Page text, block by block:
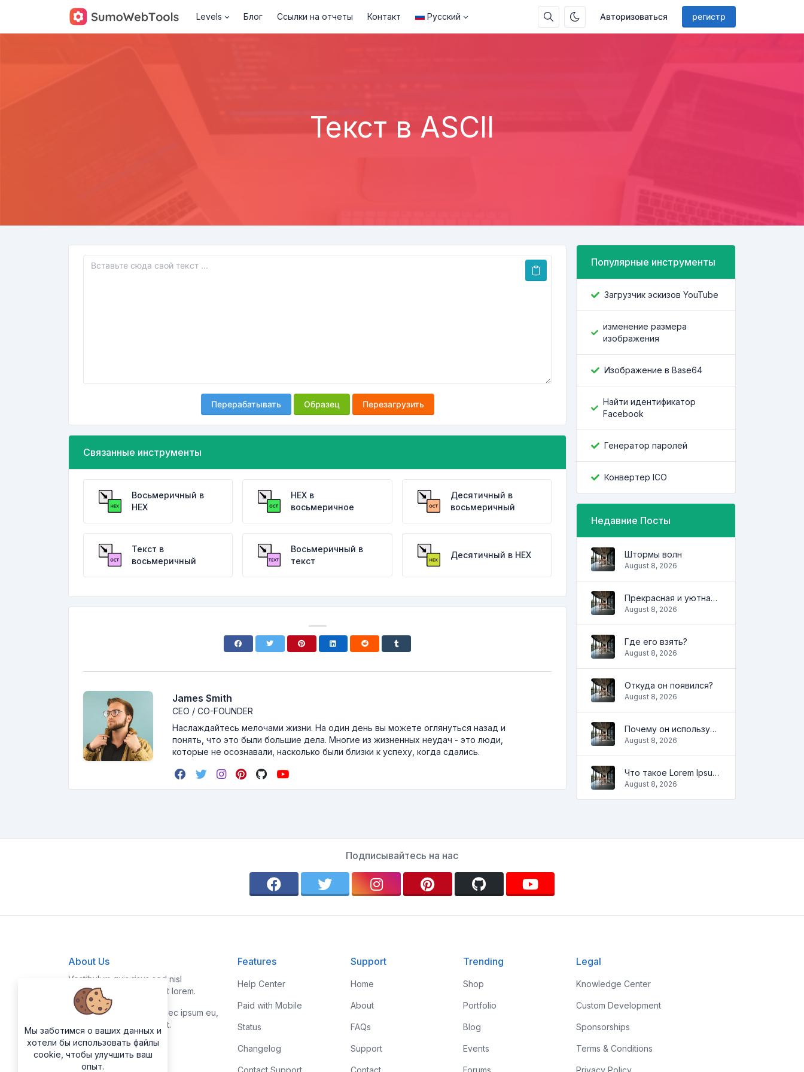
Авторизоваться регистр
Levels Блог Ссылки на отчеты Контакт Русский
Текст в ASCII
Перерабатывать Образец Перезагрузить
Связанные инструменты
Восьмеричный в
HEX
HEX в
восьмеричное
Десятичный в
восьмеричный
Текст в
восьмеричный
Восьмеричный в
текст
Десятичный в HEX
James Smith
CEO / CO-FOUNDER
Наслаждайтесь мелочами жизни. На один день вы можете оглянуться назад и
понять, что это были большие дела. Многие из жизненных неудач - это люди,
которые не осознавали, насколько были близки к успеху, когда сдались.
Популярные инструменты
Загрузчик эскизов YouTube
изменение размера
изображения
Изображение в Base64
Найти идентификатор
Facebook
Генератор паролей
Конвертер ICO
Недавние Посты
Штормы волн
August 8, 2026
Прекрасная и уютная квартира
August 8, 2026
Где его взять?
August 8, 2026
Откуда он появился?
August 8, 2026
Почему он используется?
August 8, 2026
Что такое Lorem Ipsum?
August 8, 2026
Подписывайтесь на нас
About Us
Vestibulum quis risus sed nisl
pellentesque aliquet et et lorem.
Fusce nibh nisl, gravida nec ipsum eu,
feugiat condimentum velit.
Features
Help Center
Paid with Mobile
Status
Changelog
Contact Support
Support
Home
About
FAQs
Support
Contact
Trending
Shop
Portfolio
Blog
Events
Forums
Legal
Knowledge Center
Custom Development
Sponsorships
Terms & Conditions
Privacy Policy
Мы заботимся о ваших данных и
хотели бы использовать файлы
cookie, чтобы улучшить ваш
опыт.